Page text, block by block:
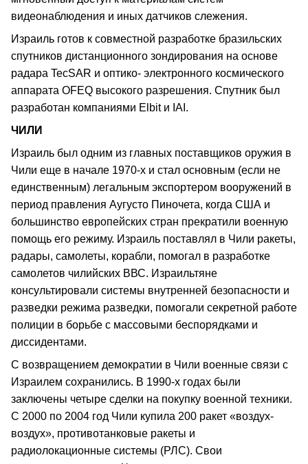
видеонаблюдения и иных датчиков слежения.
Израиль готов к совместной разработке бразильских
спутников дистанционного зондирования на основе
радара TecSAR и оптико- электронного космического
аппарата OFEQ высокого разрешения. Спутник был
разработан компаниями Elbit и IAI.
ЧИЛИ
Израиль был одним из главных поставщиков оружия в
Чили еще в начале 1970-х и стал основным (если не
единственным) легальным экспортером вооружений в
период правления Аугусто Пиночета, когда США и
большинство европейских стран прекратили военную
помощь его режиму. Израиль поставлял в Чили ракеты,
радары, самолеты, корабли, помогал в разработке
самолетов чилийских ВВС. Израильтяне
консультировали системы внутренней безопасности и
разведки режима разведки, помогали секретной работе
полиции в борьбе с массовыми беспорядками и
диссидентами.
С возвращением демократии в Чили военные связи с
Израилем сохранились. В 1990-х годах были
заключены четыре сделки на покупку военной техники.
С 2000 по 2004 год Чили купила 200 ракет «воздух-
воздух», противотанковые ракеты и
радиолокационные системы (РЛС). Свои